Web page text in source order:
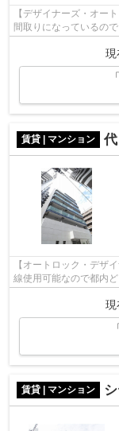
【デザイナーズ・オー
間取りになっているの
現
賃貸 | マンション
【オートロック・デザ
線使用可能なので都内
せください。
現
賃貸 | マンション